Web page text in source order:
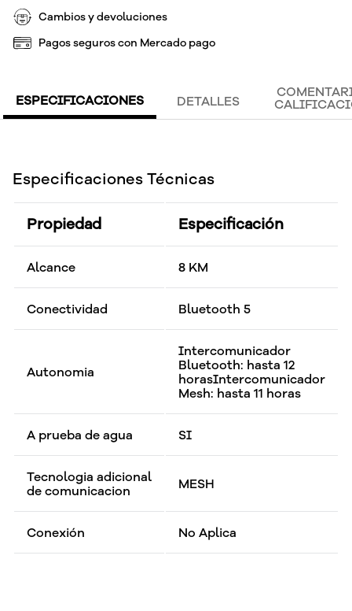
Cambios y devoluciones
Pagos seguros con Mercado pago
ESPECIFICACIONES DETALLES
Especificaciones Técnicas
Propiedad Especificación
Alcance 8 KM
Conectividad Bluetooth 5
Autonomia
Intercomunicador
Bluetooth: hasta 12
horasIntercomunicador
Mesh: hasta 11 horas
A prueba de agua SI
Tecnologia adicional
de comunicacion
MESH
Conexión No Aplica